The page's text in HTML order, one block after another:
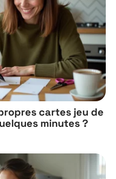
cartes jeu de
minutes ?